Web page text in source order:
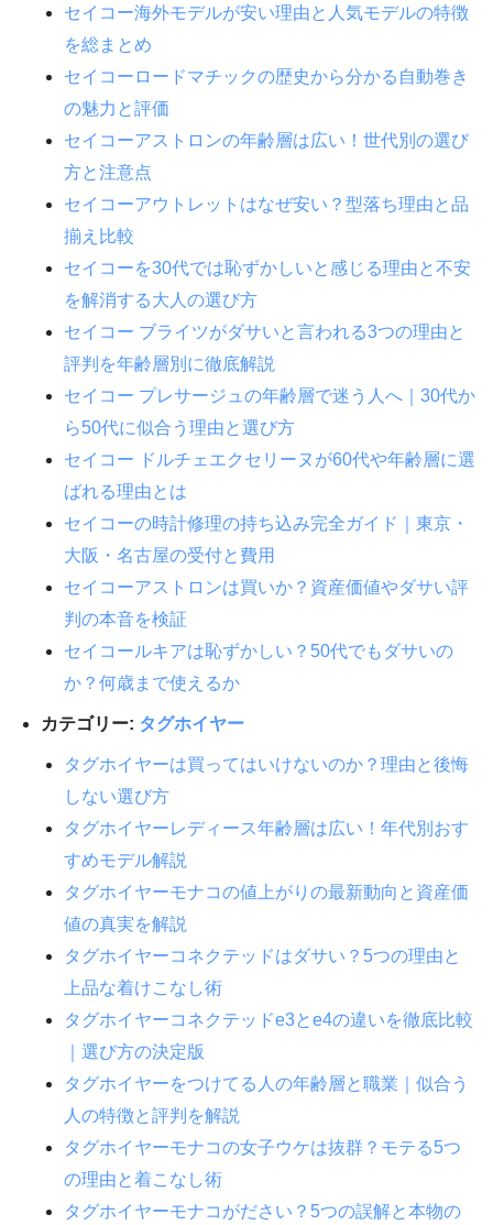
セイコー海外モデルが安い理由と人気モデルの特徴
を総まとめ
セイコーロードマチックの歴史から分かる自動巻き
の魅力と評価
セイコーアストロンの年齢層は広い！世代別の選び
方と注意点
セイコーアウトレットはなぜ安い？型落ち理由と品
揃え比較
セイコーを30代では恥ずかしいと感じる理由と不安
を解消する大人の選び方
セイコー ブライツがダサいと言われる3つの理由と
評判を年齢層別に徹底解説
セイコー プレサージュの年齢層で迷う人へ｜30代か
ら50代に似合う理由と選び方
セイコー ドルチェエクセリーヌが60代や年齢層に選
ばれる理由とは
セイコーの時計修理の持ち込み完全ガイド｜東京・
大阪・名古屋の受付と費用
セイコーアストロンは買いか？資産価値やダサい評
判の本音を検証
セイコールキアは恥ずかしい？50代でもダサいの
か？何歳まで使えるか
カテゴリー: タグホイヤー
タグホイヤーは買ってはいけないのか？理由と後悔
しない選び方
タグホイヤーレディース年齢層は広い！年代別おす
すめモデル解説
タグホイヤーモナコの値上がりの最新動向と資産価
値の真実を解説
タグホイヤーコネクテッドはダサい？5つの理由と
上品な着けこなし術
タグホイヤーコネクテッドe3とe4の違いを徹底比較
｜選び方の決定版
タグホイヤーをつけてる人の年齢層と職業｜似合う
人の特徴と評判を解説
タグホイヤーモナコの女子ウケは抜群？モテる5つ
の理由と着こなし術
タグホイヤーモナコがださい？5つの誤解と本物の